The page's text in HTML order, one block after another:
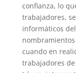
confianza, lo
trabajadores,
informáticos
cuando en
trabajadores de